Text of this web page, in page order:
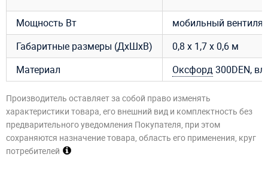
Мощность Вт
мобильный
Габаритные размеры (ДхШхВ)
0,8 х 1,7 х 0,6 м
Материал
Оксфорд300DEN,
Производитель оставляет за собой право изменять
характеристики товара, его внешний вид и комплектность без
предварительного уведомления Покупателя, при этом
сохраняются назначение товара, область его применения, круг
потребителей